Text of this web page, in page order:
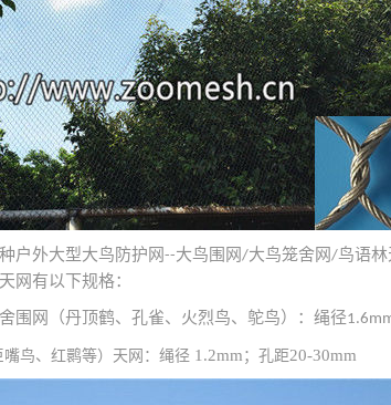
户外大型大鸟防护网--大鸟围网 /大鸟笼舍网 /鸟语
网有以下规格：
围网（丹顶鹤、孔雀、火烈鸟、鸵鸟）：绳径
鸟、红鹮等）天网：绳径 1.2mm ；孔距20-30mm